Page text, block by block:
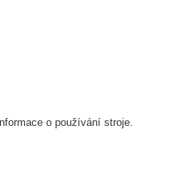
o používání stroje.